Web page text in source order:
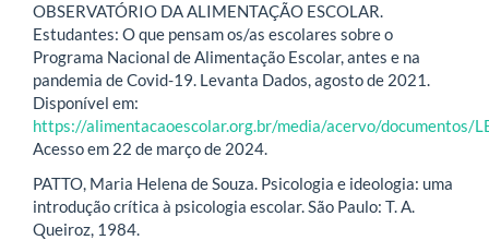
OBSERVATÓRIO DA ALIMENTAÇÃO ESCOLAR.
Estudantes: O que pensam os/as escolares sobre o
Programa Nacional de Alimentação Escolar, antes e na
pandemia de Covid-19. Levanta Dados, agosto de 2021.
Disponível em:
https://alimentacaoescolar.org.br/media/acervo/documentos/
Acesso em 22 de março de 2024.
PATTO, Maria Helena de Souza. Psicologia e ideologia: uma
introdução crítica à psicologia escolar. São Paulo: T. A.
Queiroz, 1984.